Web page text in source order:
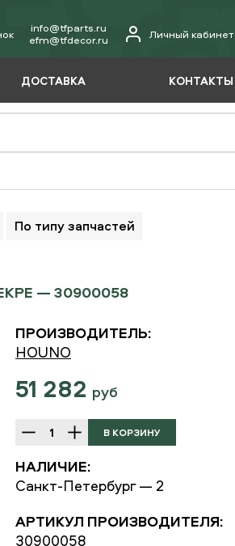
info@tfparts.ru
еfm@tfdecor.ru
Личный кабинет
ДОСТАВКА КОНТАКТЫ
По типу запчастей
— 30900058
ПРОИЗВОДИТЕЛЬ:
HOUNO
51 282 руб
НАЛИЧИЕ:
Санкт-Петербург — 2
АРТИКУЛ ПРОИЗВОДИТЕЛЯ:
30900058